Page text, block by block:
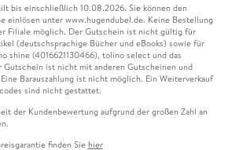
bis einschließlich 10.08.2026. Sie können den
einlösen unter www.hugendubel.de. Keine Bestellung
Filiale möglich. Der Gutschein ist nicht gültig für
(deutschsprachige Bücher und eBooks) sowie für
shine (4016621130466), tolino select und das
Gutschein ist nicht mit anderen Gutscheinen und
Barauszahlung ist nicht möglich. Ein Weiterverkauf
sind nicht gestattet.
der Kundenbewertung aufgrund der großen Zahl an
finden Sie hier